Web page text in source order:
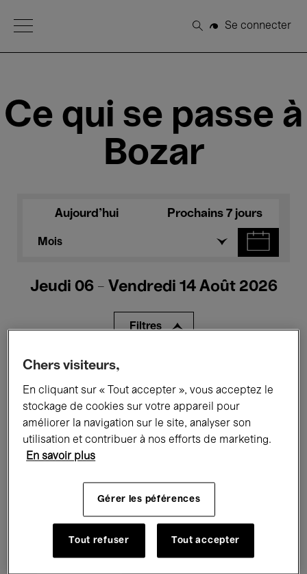
Open Menu
Rechercher
Se connecter
Ce qui se passe à
Bozar
Aujourd'hui Prochains 7 jours
Mois
Jeudi 06 - Vendredi 14 Août 2026
Filtres
Tous les événements
Expositions Films Performances
Rencontres & Débats Jazz
Musique électronique
Chers visiteurs,
En cliquant sur « Tout accepter », vous acceptez le
stockage de cookies sur votre appareil pour
améliorer la navigation sur le site, analyser son
utilisation et contribuer à nos efforts de marketing.
En savoir plus
Gérer les péférences
Tout refuser Tout accepter